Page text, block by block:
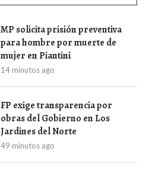
MP solicita prisión preventiva
para hombre por muerte de
mujer en Piantini
14 minutos ago
FP exige transparencia por
obras del Gobierno en Los
Jardines del Norte
49 minutos ago